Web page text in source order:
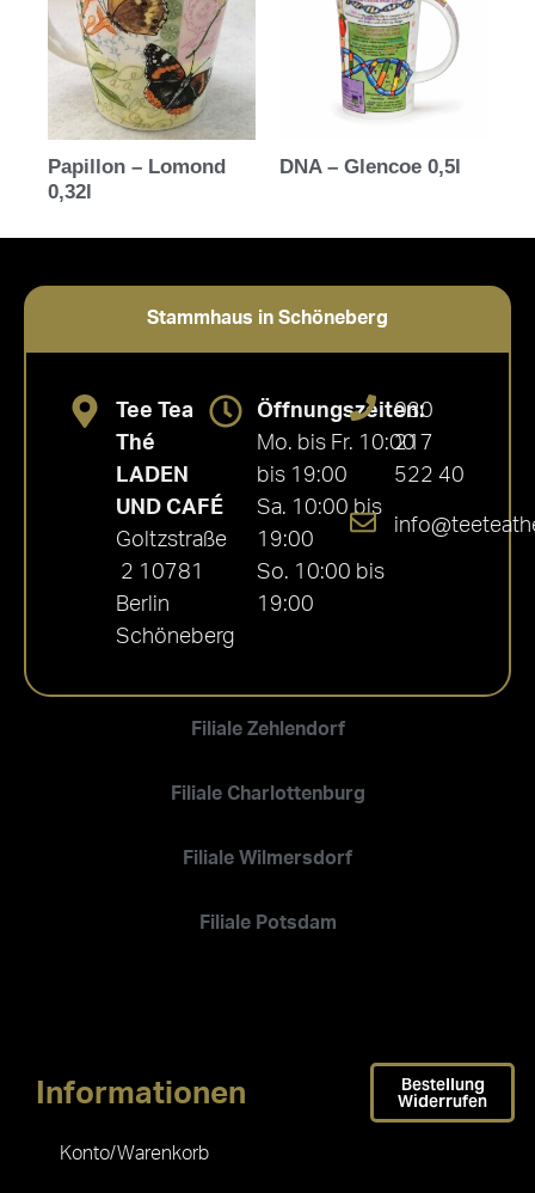
Papillon – Lomond
0,32l
DNA – Glencoe 0,5l
Stammhaus in Schöneberg
Filiale Zehlendorf
Filiale Charlottenburg
Filiale Wilmersdorf
Filiale Potsdam
Tee Tea
Thé
LADEN
UND CAFÉ
Goltzstraße
2 10781
Berlin
Schöneberg
Öffnungszeiten:
Mo. bis Fr. 10:00
bis 19:00
Sa. 10:00 bis
19:00
So. 10:00 bis
19:00
030
217
522 40
Informationen
Konto/Warenkorb
Bestellung
Widerrufen